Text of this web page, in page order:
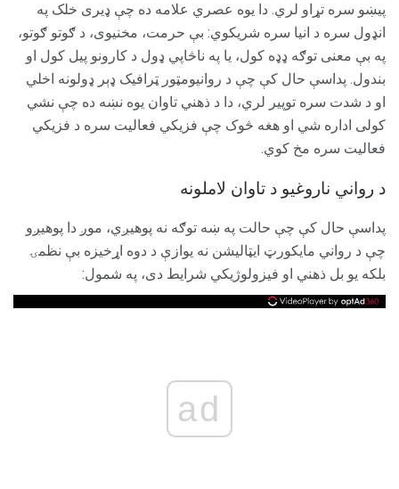
پیښو سره تړاو لري. دا یوه عصري علامه ده چې ډیری خلک په
انډول سره د انیا سره شریکوي: بې حرمت، مخنیوی، د ګوتو ګوتو،
په بې معنی توګه ډډه کول، یا په ناڅاپي ډول د کارونو پیل کول او
بندول. پداسې حال کې چې د روانيومټور ټرافيک ډېر ډولونه اخلي
او د شدت سره توپير لري، دا د ذهني تاوان يوه نښه ده چې نشي
کولی اداره شي او هغه څوک چې فزيکي فعاليت سره د فزيکي
فعاليت سره مخ کوي.
د رواني ناروغیو د تاوان لاملونه
پداسې حال کې چې حالت په ښه توګه نه پوهیږي، موږ دا پوهیږو
چې د رواني مایکورټ ایټالیشن نه یوازې د دوه اړخیزه بې نظمۍ
بلکه یو بل ذهني او فیزولوژیکي شرایط دی، په شمول:
ad